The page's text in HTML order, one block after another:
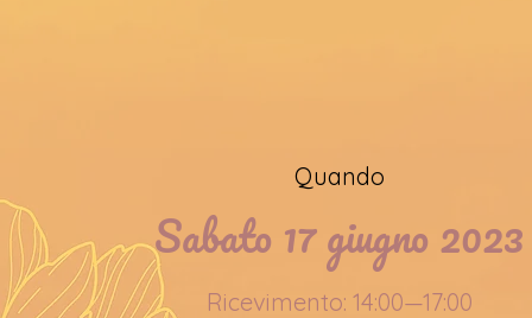
Quando
Sabato 17 giugno 2023
Ricevimento: 14:00—17:00